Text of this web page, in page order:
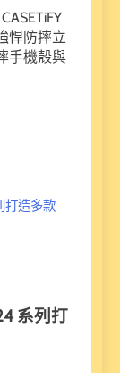
悍防摔立
手機殼與
打造多款
系列打